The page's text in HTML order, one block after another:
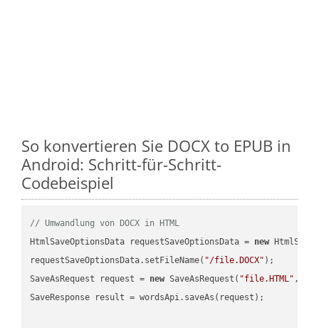
So konvertieren Sie DOCX to EPUB in
Android: Schritt-für-Schritt-
Codebeispiel
// Umwandlung von DOCX in HTML
HtmlSaveOptionsData requestSaveOptionsData = new
requestSaveOptionsData.setFileName( "/file.DOCX" );
SaveAsRequest request = new SaveAsRequest( "file.HTML"
SaveResponse result = wordsApi.saveAs(request);